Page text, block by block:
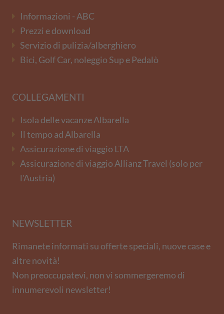
Informazioni - ABC
Prezzi e download
Servizio di pulizia/alberghiero
Bici, Golf Car, noleggio Sup e Pedalò
COLLEGAMENTI
Isola delle vacanze Albarella
Il tempo ad Albarella
Assicurazione di viaggio LTA
Assicurazione di viaggio Allianz Travel (solo per
l'Austria)
NEWSLETTER
Rimanete informati su offerte speciali, nuove case e
altre novità!
Non preoccupatevi, non vi sommergeremo di
innumerevoli newsletter!